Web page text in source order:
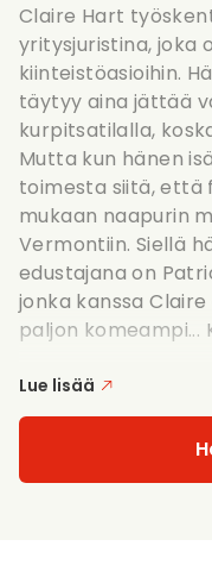
Claire Hart
yritysjuristina, joka
kiinteistöasioihin.
täytyy aina jättää
kurpitsatilalla,
Mutta kun hänen
toimesta siitä, että
mukaan naapurin
Vermontiin. Siellä
edustajana on
jonka kanssa
paljon komeampi...
Lue lisää